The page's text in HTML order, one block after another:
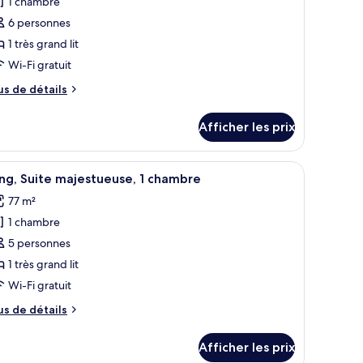
:
6 personnes
1 très grand lit
Wi-Fi gratuit
de détails
Afficher les prix
table ronde agrémentée d’un objet décoratif et un banc.
à mémoire, minibar
:
Literie de qualité, lit avec matelas en mousse
11 Suite majestueuse, 1 chambre
77 m²
1 chambre
5 personnes
1 très grand lit
Wi-Fi gratuit
de détails
Afficher les prix